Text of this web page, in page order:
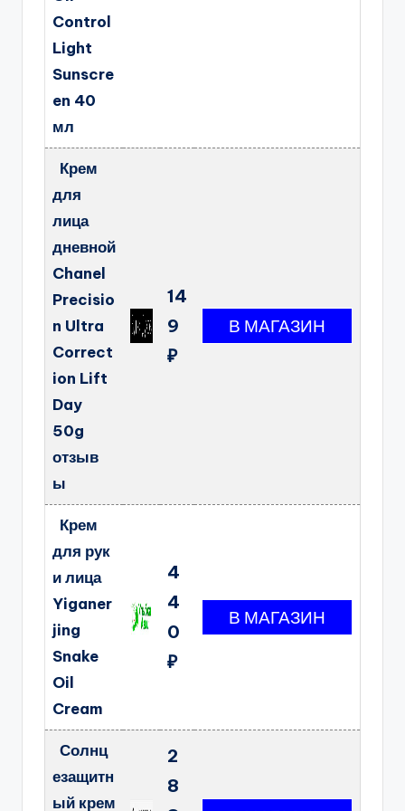
Control
Light
Sunscre
en 40
мл
Крем
для
лица
дневной
Chanel
Precisio
n Ultra
Correct
ion Lift
Day
50g
отзыв
ы
14
9
₽
Крем
для рук
и лица
Yiganer
jing
Snake
Oil
Cream
4
4
0
₽
Солнц
езащитн
ый крем
2
8